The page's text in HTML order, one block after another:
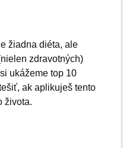
žiadna diéta, ale
zdravotných)
ukážeme top 10
ak aplikuješ tento
života.